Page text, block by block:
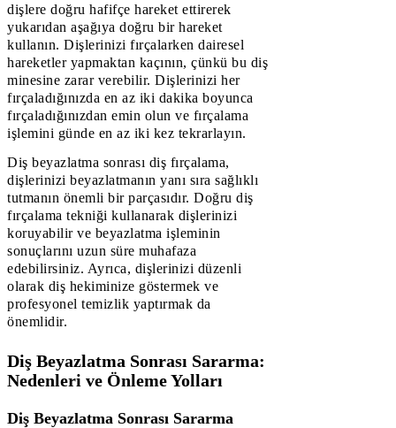
dişlere doğru hafifçe hareket ettirerek
yukarıdan aşağıya doğru bir hareket
kullanın. Dişlerinizi fırçalarken dairesel
hareketler yapmaktan kaçının, çünkü bu diş
minesine zarar verebilir. Dişlerinizi her
fırçaladığınızda en az iki dakika boyunca
fırçaladığınızdan emin olun ve fırçalama
işlemini günde en az iki kez tekrarlayın.
Diş beyazlatma sonrası diş fırçalama,
dişlerinizi beyazlatmanın yanı sıra sağlıklı
tutmanın önemli bir parçasıdır. Doğru diş
fırçalama tekniği kullanarak dişlerinizi
koruyabilir ve beyazlatma işleminin
sonuçlarını uzun süre muhafaza
edebilirsiniz. Ayrıca, dişlerinizi düzenli
olarak diş hekiminize göstermek ve
profesyonel temizlik yaptırmak da
önemlidir.
Diş Beyazlatma Sonrası Sararma:
Nedenleri ve Önleme Yolları
Diş Beyazlatma Sonrası Sararma